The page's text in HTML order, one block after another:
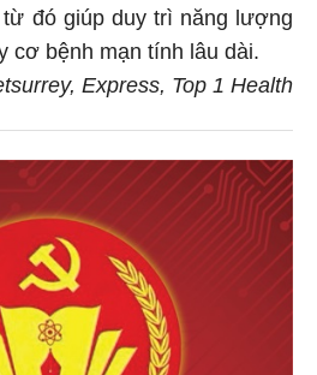
đó giúp duy trì năng lượng
cơ bệnh mạn tính lâu dài.
Express, Top 1 Health